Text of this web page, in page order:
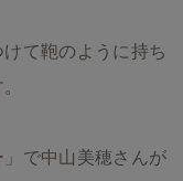
て鞄のように持ち
で中山美穂さんが